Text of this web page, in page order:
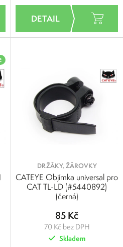
DRŽÁKY, ŽÁROVKY
CATEYE Objímka universal pro
CAT TL-LD (#5440892)
(černá)
85 Kč
70 Kč bez DPH
Skladem